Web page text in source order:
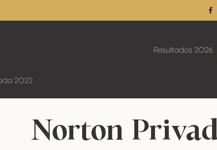
Resultados 2026
2022
Norton